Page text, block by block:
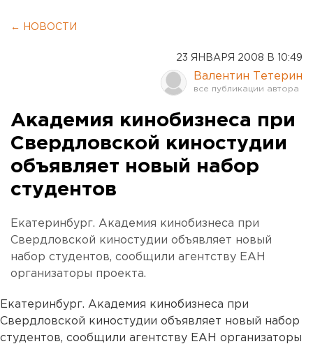
← НОВОСТИ
23 ЯНВАРЯ 2008 В 10:49
Валентин Тетерин
Академия кинобизнеса при
Свердловской киностудии
объявляет новый набор
студентов
Екатеринбург. Академия кинобизнеса при
Свердловской киностудии объявляет новый
набор студентов, сообщили агентству ЕАН
организаторы проекта.
Екатеринбург. Академия кинобизнеса при
Свердловской киностудии объявляет новый набор
студентов, сообщили агентству ЕАН организаторы